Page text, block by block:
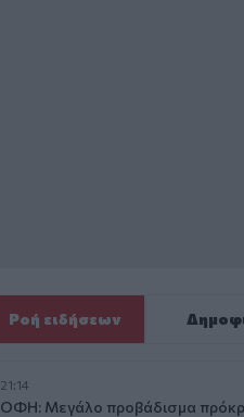
Ροή ειδήσεων
21:14
ΟΦΗ: Μεγάλο προβάδισμα